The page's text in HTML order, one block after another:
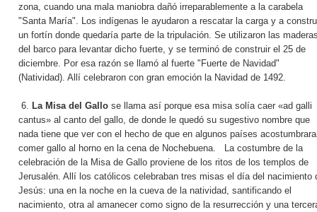
zona, cuando una mala maniobra dañó irreparablemente a la carabela
"Santa María". Los indígenas le ayudaron a rescatar la carga y a
un fortín donde quedaría parte de la tripulación. Se utilizaron las
del barco para levantar dicho fuerte, y se terminó de construir el 25 de
diciembre. Por esa razón se llamó al fuerte "Fuerte de Navidad"
(Natividad). Allí celebraron con gran emoción la Navidad de 1492.
6. La Misa del Gallo se llama así porque esa misa solía caer «ad galli
cantus» al canto del gallo, de donde le quedó su sugestivo nombre que
nada tiene que ver con el hecho de que en algunos países
comer gallo al horno en la cena de Nochebuena. La costumbre de la
celebración de la Misa de Gallo proviene de los ritos de los templos de
Jerusalén. Allí los católicos celebraban tres misas el día del nacimiento
Jesús: una en la noche en la cueva de la natividad, santificando el
nacimiento, otra al amanecer como signo de la resurrección y una